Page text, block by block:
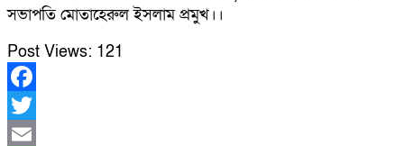
সভাপতি মোতাহেরুল ইসলাম প্রমুখ।।
Post Views: 121
Facebook
Twitter